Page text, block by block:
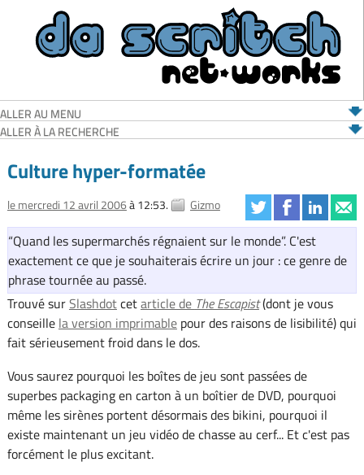
ALLER AU MENU
ALLER À LA RECHERCHE
Culture hyper-formatée
le mercredi 12 avril 2006à 12:53. Gizmo
“Quand les supermarchés régnaient sur le monde”. C'est
exactement ce que je souhaiterais écrire un jour : ce genre de
phrase tournée au passé.
Trouvé surSlashdotcetarticle de The Escapist(dont je vous
conseille la version imprimablepour des raisons de lisibilité) qui
fait sérieusement froid dans le dos.
Vous saurez pourquoi les boîtes de jeu sont passées de
superbes packaging en carton à un boîtier de DVD, pourquoi
même les sirènes portent désormais des bikini, pourquoi il
existe maintenant un jeu vidéo de chasse au cerf... Et c'est pas
forcément le plus excitant.